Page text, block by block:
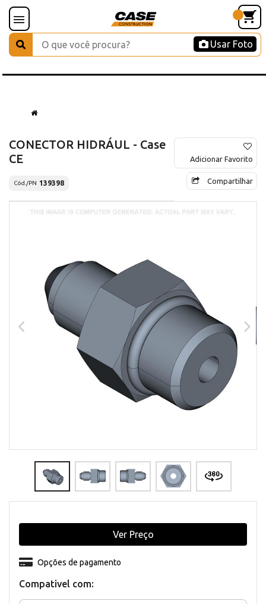
Usar Foto
CONECTOR HIDRÁUL - Case
CE
Cód./PN 139398
Adicionar Favorito
Compartilhar
Compativel com:
Opções de pagamento
Ver Preço